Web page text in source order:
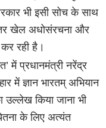
भी इसी सोच के साथ
खेल अधोसंरचना और
रही है।
में प्रधानमंत्री नरेंद्र
में ज्ञान भारतम् अभियान
उल्लेख किया जाना भी
के लिए अत्यंत